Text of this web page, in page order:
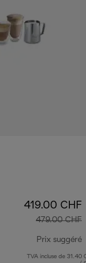
419.00 CHF
479.00 CHF
Prix suggéré
TVA incluse de 31.40